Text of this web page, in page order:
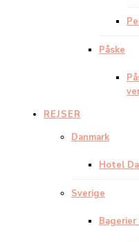
Påske
REJSER
Danmark
Hotel
Sverige